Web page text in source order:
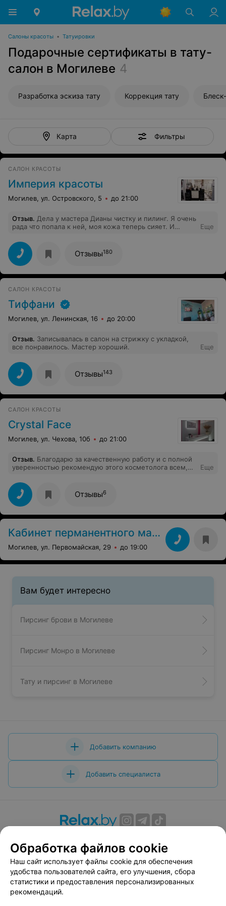
Салоны красоты • Татуировки
Подарочные сертификаты в тату-
салон в Могилеве 4
Разработка эскиза тату Коррекция тату
Карта Фильтры
САЛОН КРАСОТЫ
Империя красоты
Могилев, ул. Островского, 5 до 21:00
Отзыв. Дела у мастера Дианы чистку и пилинг. Я очень
рада что попала к ней, моя кожа теперь сияет. И
Еще
Отзывы180
САЛОН КРАСОТЫ
Тиффани
Могилев, ул. Ленинская, 16 до 20:00
Отзыв. Записывалась в салон на стрижку с укладкой,
все понравилось. Мастер хороший.
Еще
Отзывы143
САЛОН КРАСОТЫ
Crystal Face
Могилев, ул. Чехова, 10б до 21:00
Отзыв. Благодарю за качественную работу и с полной
уверенностью рекомендую этого косметолога всем,
Еще
Отзывы6
Кабинет перманентного макияжа
Могилев, ул. Первомайская, 29 до 19:00
Вам будет интересно
Пирсинг брови в Могилеве
Пирсинг Монро в Могилеве
Тату и пирсинг в Могилеве
Добавить компанию
Добавить специалиста
Вакансии
Публичный договор
Способы оплаты
Публичный договор по использованию сервиса
«Афиша»
Пользовательское соглашение
Обработка файлов cookie
Наш сайт использует файлы cookie для обеспечения
удобства пользователей сайта, его улучшения, сбора
статистики и предоставления персонализированных
рекомендаций.